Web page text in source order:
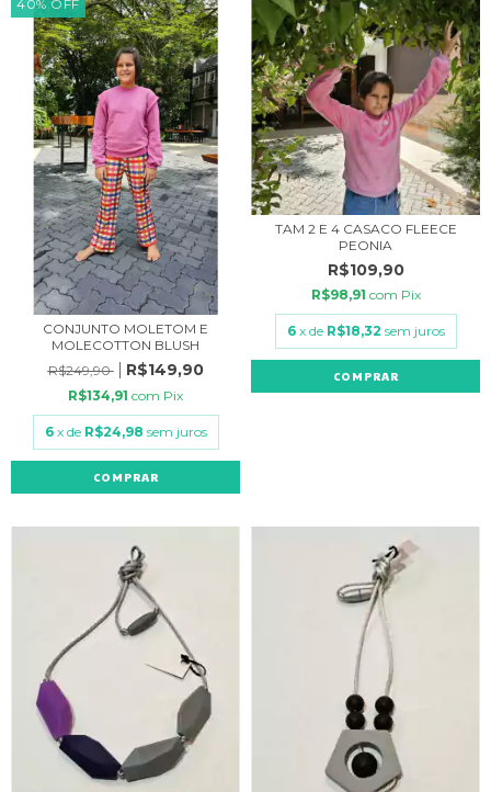
40% OFF
CONJUNTO MOLETOM E
MOLECOTTON BLUSH
R$249,90
R$149,90
R$134,91 com Pix
6 x de R$24,98 sem juros
COMPRAR
TAM 2 E 4 CASACO FLEECE
PEONIA
R$109,90
R$98,91 com Pix
6 x de R$18,32 sem juros
COMPRAR